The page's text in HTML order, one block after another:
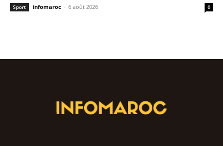
Sport infomaroc - 6 août 2026 0